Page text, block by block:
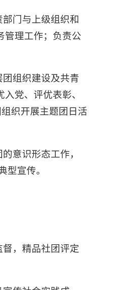
门与上级组织和
管理工作；负责公
组织建设及共青
党、评优表彰、
织开展主题团日活
意识形态工作，
型宣传。
，精品社团评定